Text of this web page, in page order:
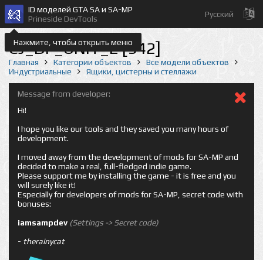
Нажмите, чтобы открыть меню
ID моделей GTA SA и SA-MP
Prineside DevTools
Русский
CJ_DF_UNIT_2 [942]
Главная Категории объектов
Все модели объектов
Индустриальные
Ящики, цистерны и стеллажи
Message from developer:
Hi!
I hope you like our tools and they saved you many hours of
development.
I moved away from the development of mods for SA-MP and
decided to make a real, full-fledged indie game.
Please support me by installing the game - it is free and you
will surely like it!
Especially for developers of mods for SA-MP, secret code with
bonuses:
iamsampdev (Settings -> Secret code)
- therainycat